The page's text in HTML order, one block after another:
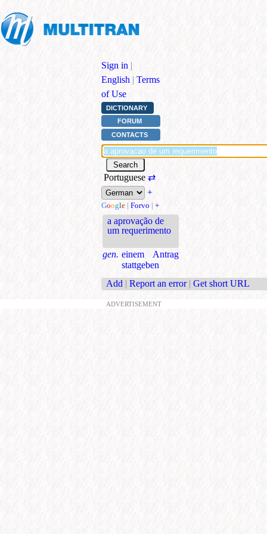
Sign in |
English | Terms
of Use
DICTIONARY
FORUM
CONTACTS
Portuguese ⇄
+
Google | Forvo | +
a aprovação de
um requerimento
gen. einem Antrag
stattgeben
Add | Report an error | Get short URL
ADVERTISEMENT